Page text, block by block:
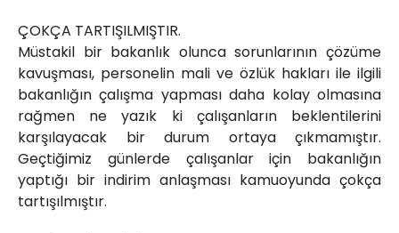
ÇOKÇA TARTIŞILMIŞTIR.
Müstakil bir bakanlık olunca sorunlarının çözüme
kavuşması, personelin mali ve özlük hakları ile ilgili
bakanlığın çalışma yapması daha kolay olmasına
rağmen ne yazık ki çalışanların beklentilerini
karşılayacak bir durum ortaya çıkmamıştır.
Geçtiğimiz günlerde çalışanlar için bakanlığın
yaptığı bir indirim anlaşması kamuoyunda çokça
tartışılmıştır.